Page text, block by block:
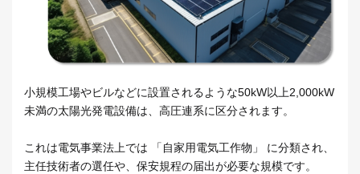
小規模工場やビルなどに設置されるような50kW以上2,000kW
未満の太陽光発電設備は、高圧連系に区分されます。
これは電気事業法上では 「自家用電気工作物」 に分類され、
主任技術者の選任や、保安規程の届出が必要な規模です。